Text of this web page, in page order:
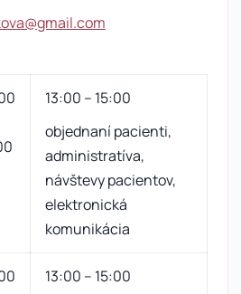
13:00 – 15:00
objednaní pacienti,
administratíva,
návštevy pacientov,
elektronická
komunikácia
13:00 – 15:00